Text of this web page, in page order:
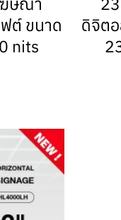
ต์ ขนาด
nits
ดิจิต